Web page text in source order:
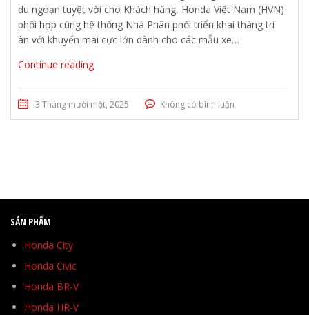
du ngoạn tuyệt vời cho Khách hàng, Honda Việt Nam (HVN)
phối hợp cùng hệ thống Nhà Phân phối triển khai tháng tri
ân với khuyến mãi cực lớn dành cho các mẫu xe…
Continue reading
3 Tháng mười một, 2025 Không có bình luận
SẢN PHẨM
Honda City
Honda Civic
Honda BR-V
Honda HR-V